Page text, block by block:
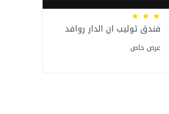
فندق توليب ان الدار روافد
عرض خاص